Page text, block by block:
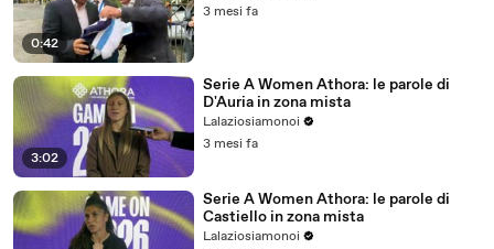
0:42
3 mesi fa
3:02
Serie A Women Athora: le parole di
D'Auria in zona mista
Lalaziosiamonoi
3 mesi fa
Serie A Women Athora: le parole di
Castiello in zona mista
Lalaziosiamonoi